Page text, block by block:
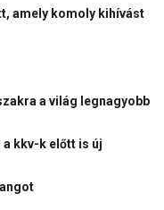
amely komoly kihívást
a világ legnagyobb
kkv-k előtt is új